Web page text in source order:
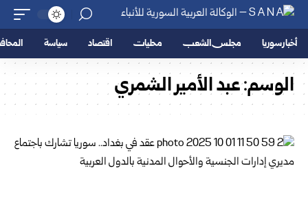
أخبار سوريا مجلس الشعب محليات اقتصاد سياسة
الوسم:عبد الأمير الشمري